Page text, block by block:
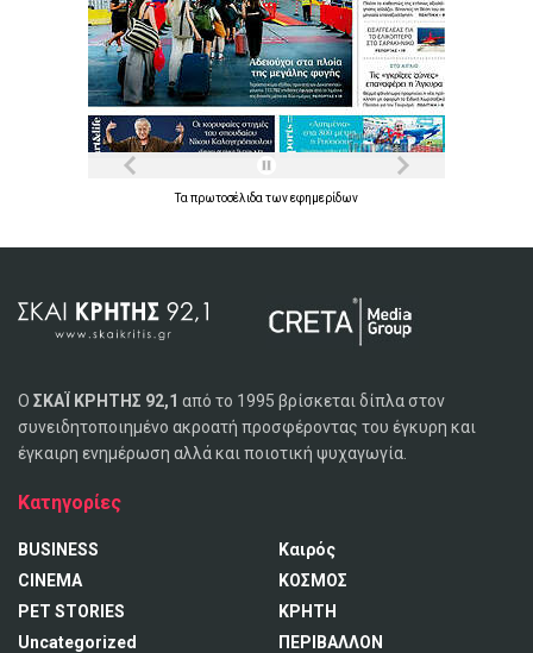
Τα πρωτοσέλιδα τωνεφημερίδων
Ο ΣΚΑΪ ΚΡΗΤΗΣ 92,1 από το 1995 βρίσκεται δίπλα στον
συνειδητοποιημένο ακροατή προσφέροντας του έγκυρη και
έγκαιρη ενημέρωση αλλά και ποιοτική ψυχαγωγία.
Κατηγορίες
BUSINESS
CINEMA
PET STORIES
Uncategorized
Καιρός
ΚΟΣΜΟΣ
ΚΡΗΤΗ
ΠΕΡΙΒΑΛΛΟΝ